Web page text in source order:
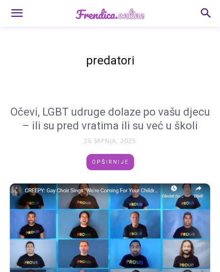
predatori
Očevi, LGBT udruge dolaze po vašu djecu
– ili su pred vratima ili su već u školi
26 SRPNJA, 2025
OPŠIRNIJE